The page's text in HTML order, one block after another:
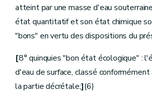
Art.[D.174bis
Sous-section 3 Zones
Art.
D.175
Section4 Mesures
Section[5
Protection des eaux
(1)[Décret 19.01.2017] - (2)[décret 02.05.2019 - entre
Art.[D.176bis
ChapitreIII Habilitations
atteint par une masse d'eau
état quantitatif et son état chimique
"bons" en vertu des dispositions du
[8° quinquies "bon état écologique" :
d'eau de surface, classé conformément
la partie décrétale;](6)